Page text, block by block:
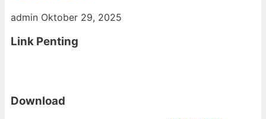
admin Oktober 29, 2025
Link Penting
Download